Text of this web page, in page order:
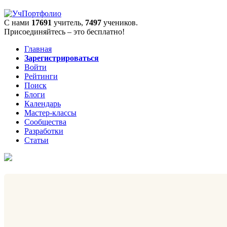
С нами 17691 учитель, 7497 учеников.
Присоединяйтесь – это бесплатно!
Главная
Зарегистрироваться
Войти
Рейтинги
Поиск
Блоги
Календарь
Мастер-классы
Сообщества
Разработки
Статьи